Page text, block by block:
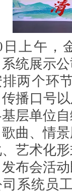
日上午，
统展示
两个环
播口号
层单位
曲、情
艺术化
布会活
系统员